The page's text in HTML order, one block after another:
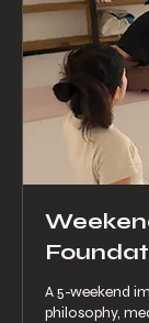
A 5-weekend
philosophy,